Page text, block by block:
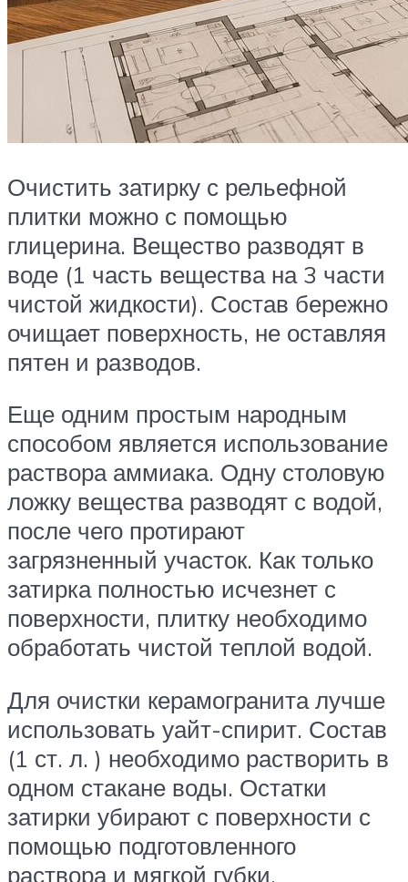
Очистить затирку с рельефной
плитки можно с помощью
глицерина. Вещество разводят в
воде (1 часть вещества на 3 части
чистой жидкости). Состав бережно
очищает поверхность, не оставляя
пятен и разводов.
Еще одним простым народным
способом является использование
раствора аммиака. Одну столовую
ложку вещества разводят с водой,
после чего протирают
загрязненный участок. Как только
затирка полностью исчезнет с
поверхности, плитку необходимо
обработать чистой теплой водой.
Для очистки керамогранита лучше
использовать уайт-спирит. Состав
(1 ст. л. ) необходимо растворить в
одном стакане воды. Остатки
затирки убирают с поверхности с
помощью подготовленного
раствора и мягкой губки.